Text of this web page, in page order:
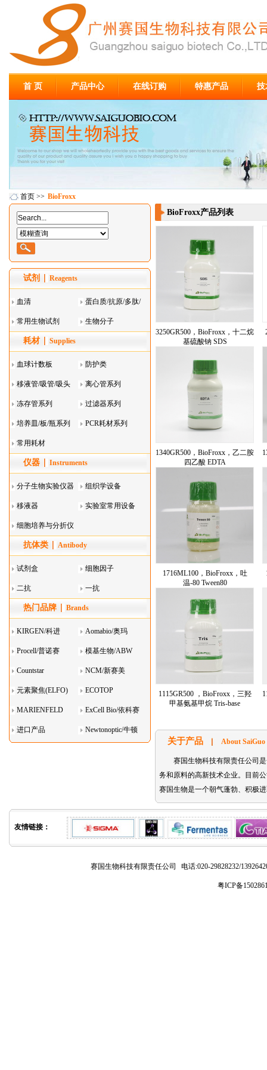
首 页 产品中心 在线订购 特惠产品 技
首页 >> BioFroxx
试剂 Reagents
血清 蛋白质/抗原/多肽/
酶
常用生物试剂 生物分子
耗材 Supplies
血球计数板 防护类
移液管/吸管/吸头
系列
离心管系列
冻存管系列 过滤器系列
培养皿/板/瓶系列 PCR耗材系列
常用耗材
仪器 Instruments
分子生物实验仪器 组织学设备
移液器 实验室常用设备
细胞培养与分折仪
器叠
抗体类 Antibody
试剂盒 细胞因子
二抗 一抗
热门品牌 Brands
KIRGEN/科进 Aomabio/奥玛
Procell/普诺赛 模基生物/ABW
Countstar NCM/新赛美
元素聚焦(ELFO) ECOTOP
MARIENFELD ExCell Bio/依科赛
进口产品 Newtonoptic/牛顿
BioFroxx产品列表
3250GR500，BioFroxx，十二烷
基硫酸钠 SDS
1340GR500，BioFroxx，乙二胺
四乙酸 EDTA
1716ML100，BioFroxx，吐
温-80 Tween80
1115GR500 ，BioFroxx，三羟
甲基氨基甲烷 Tris-base
关于产品 About SaiGuo
赛国生物科技有限责任公司
务和原料的高新技术企业。目前公
赛国生物是一个朝气蓬勃、积极
友情链接：
赛国生物科技有限责任公司 电话:020-29828232/
粤ICP备